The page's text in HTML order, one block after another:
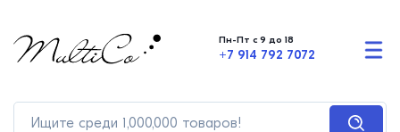
Пн-Пт с 9 до 18
+7 914 792 7072